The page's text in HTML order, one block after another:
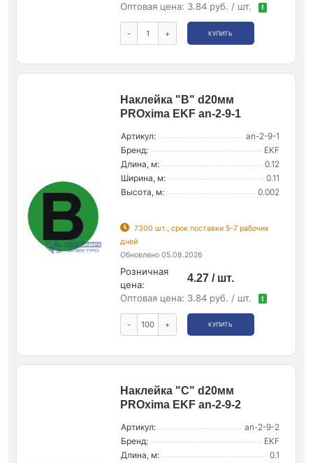
Оптовая цена: 3.84 руб. / шт. !
- + КУПИТЬ
Наклейка "B" d20мм
PROxima EKF an-2-9-1
Артикул:
an-2-9-1
Бренд:
EKF
Длина, м:
0.12
Ширина, м:
0.11
Высота, м:
0.002
7300 шт., срок поставки 5-7 рабочих
дней
Обновлено 05.08.2026
Розничная
цена:
4.27 / шт.
Оптовая цена: 3.84 руб. / шт. !
- + КУПИТЬ
Наклейка "C" d20мм
PROxima EKF an-2-9-2
Артикул:
an-2-9-2
Бренд:
EKF
Длина, м:
0.1